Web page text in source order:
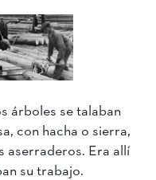
árboles se talaban
con hacha o sierra,
aserraderos. Era allí
su trabajo.